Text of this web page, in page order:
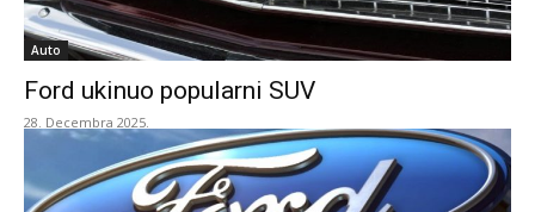
Auto
Ford ukinuo popularni SUV
28. Decembra 2025.